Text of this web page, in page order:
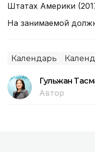
Штатах Америки
На занимаемой
Календарь
Гульжан
Автор